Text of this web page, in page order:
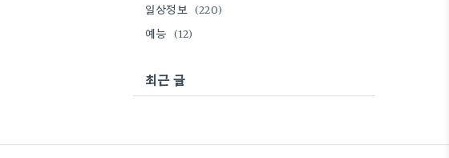
일상정보 (220)
예능 (12)
최근 글